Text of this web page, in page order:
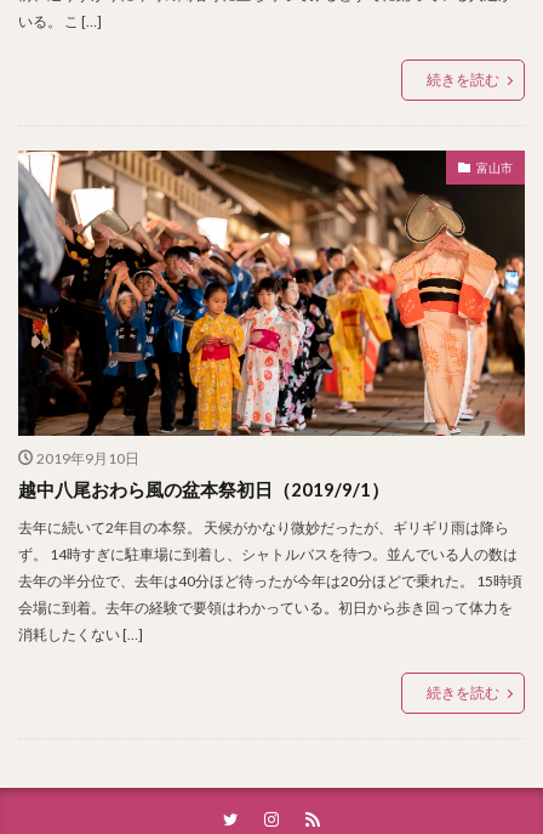
いる。 こ […]
続きを読む
富山市
2019年9月10日
越中八尾おわら風の盆本祭初日（2019/9/1）
去年に続いて2年目の本祭。 天候がかなり微妙だったが、ギリギリ雨は降ら
ず。 14時すぎに駐車場に到着し、シャトルバスを待つ。並んでいる人の数は
去年の半分位で、去年は40分ほど待ったが今年は20分ほどで乗れた。 15時頃
会場に到着。去年の経験で要領はわかっている。初日から歩き回って体力を
消耗したくない […]
続きを読む